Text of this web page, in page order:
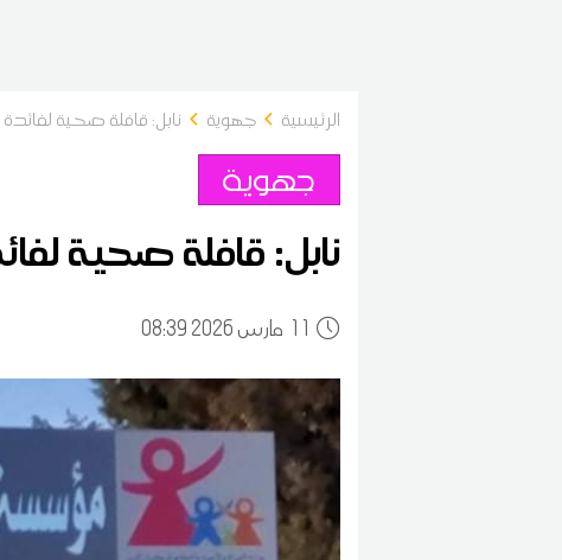
الرئيسية جهوية نابل: قافلة صحية لفائدة
جهوية
نابل: قافلة صحية
11 08:39 2026 مارس